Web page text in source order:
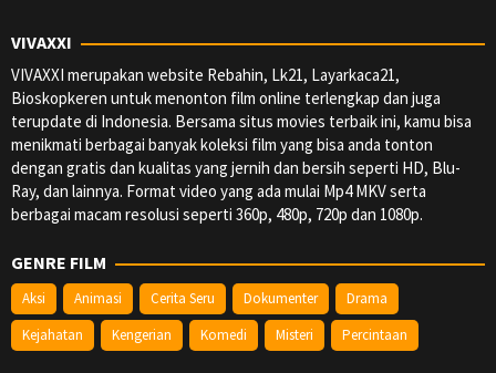
VIVAXXI
VIVAXXI merupakan website Rebahin, Lk21, Layarkaca21,
Bioskopkeren untuk menonton film online terlengkap dan juga
terupdate di Indonesia. Bersama situs movies terbaik ini, kamu bisa
menikmati berbagai banyak koleksi film yang bisa anda tonton
dengan gratis dan kualitas yang jernih dan bersih seperti HD, Blu-
Ray, dan lainnya. Format video yang ada mulai Mp4 MKV serta
berbagai macam resolusi seperti 360p, 480p, 720p dan 1080p.
GENRE FILM
Aksi Animasi Cerita Seru Dokumenter
Drama
Kejahatan
Kengerian Komedi Misteri Percintaan